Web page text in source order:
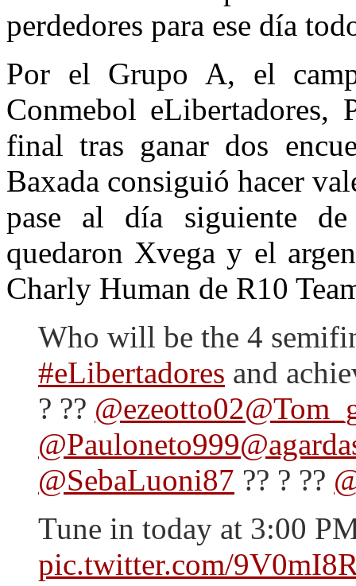
perdedores para ese día
Por el Grupo A, el
Conmebol
final tras ganar dos
Baxada consiguió hacer
pase al día siguiente
quedaron Xvega y el
Charly Human de R10
Who will be the 4
#eLibertadores and
? ?? @ezeotto02
@Pauloneto999
@SebaLuoni87 ?? ? ??
Tune in today at 3:00
pic.twitter.com/